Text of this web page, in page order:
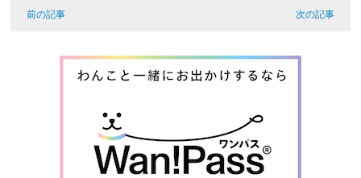
前の記事 次の記事